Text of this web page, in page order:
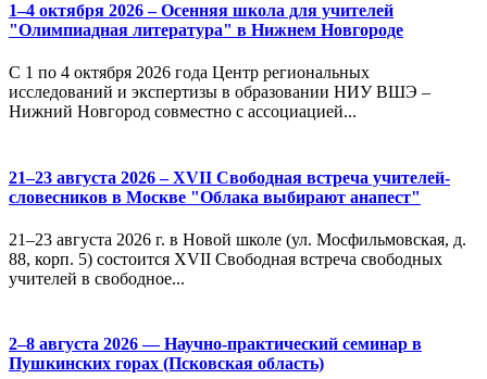
1–4 октября 2026 – Осенняя школа для учителей
"Олимпиадная литература" в Нижнем Новгороде
С 1 по 4 октября 2026 года Центр региональных
исследований и экспертизы в образовании НИУ ВШЭ –
Нижний Новгород совместно с ассоциацией...
21–23 августа 2026 – XVII Свободная встреча учителей-
словесников в Москве "Облака выбирают анапест"
21–23 августа 2026 г. в Новой школе (ул. Мосфильмовская, д.
88, корп. 5) состоится XVII Свободная встреча свободных
учителей в свободное...
2–8 августа 2026 — Научно-практический семинар в
Пушкинских горах (Псковская область)